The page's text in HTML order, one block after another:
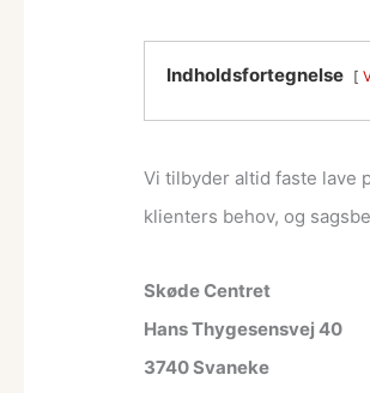
Indholdsfortegnelse
Vi tilbyder altid faste lave
klienters behov, og
Skøde Centret
Hans Thygesensvej 40
3740 Svaneke